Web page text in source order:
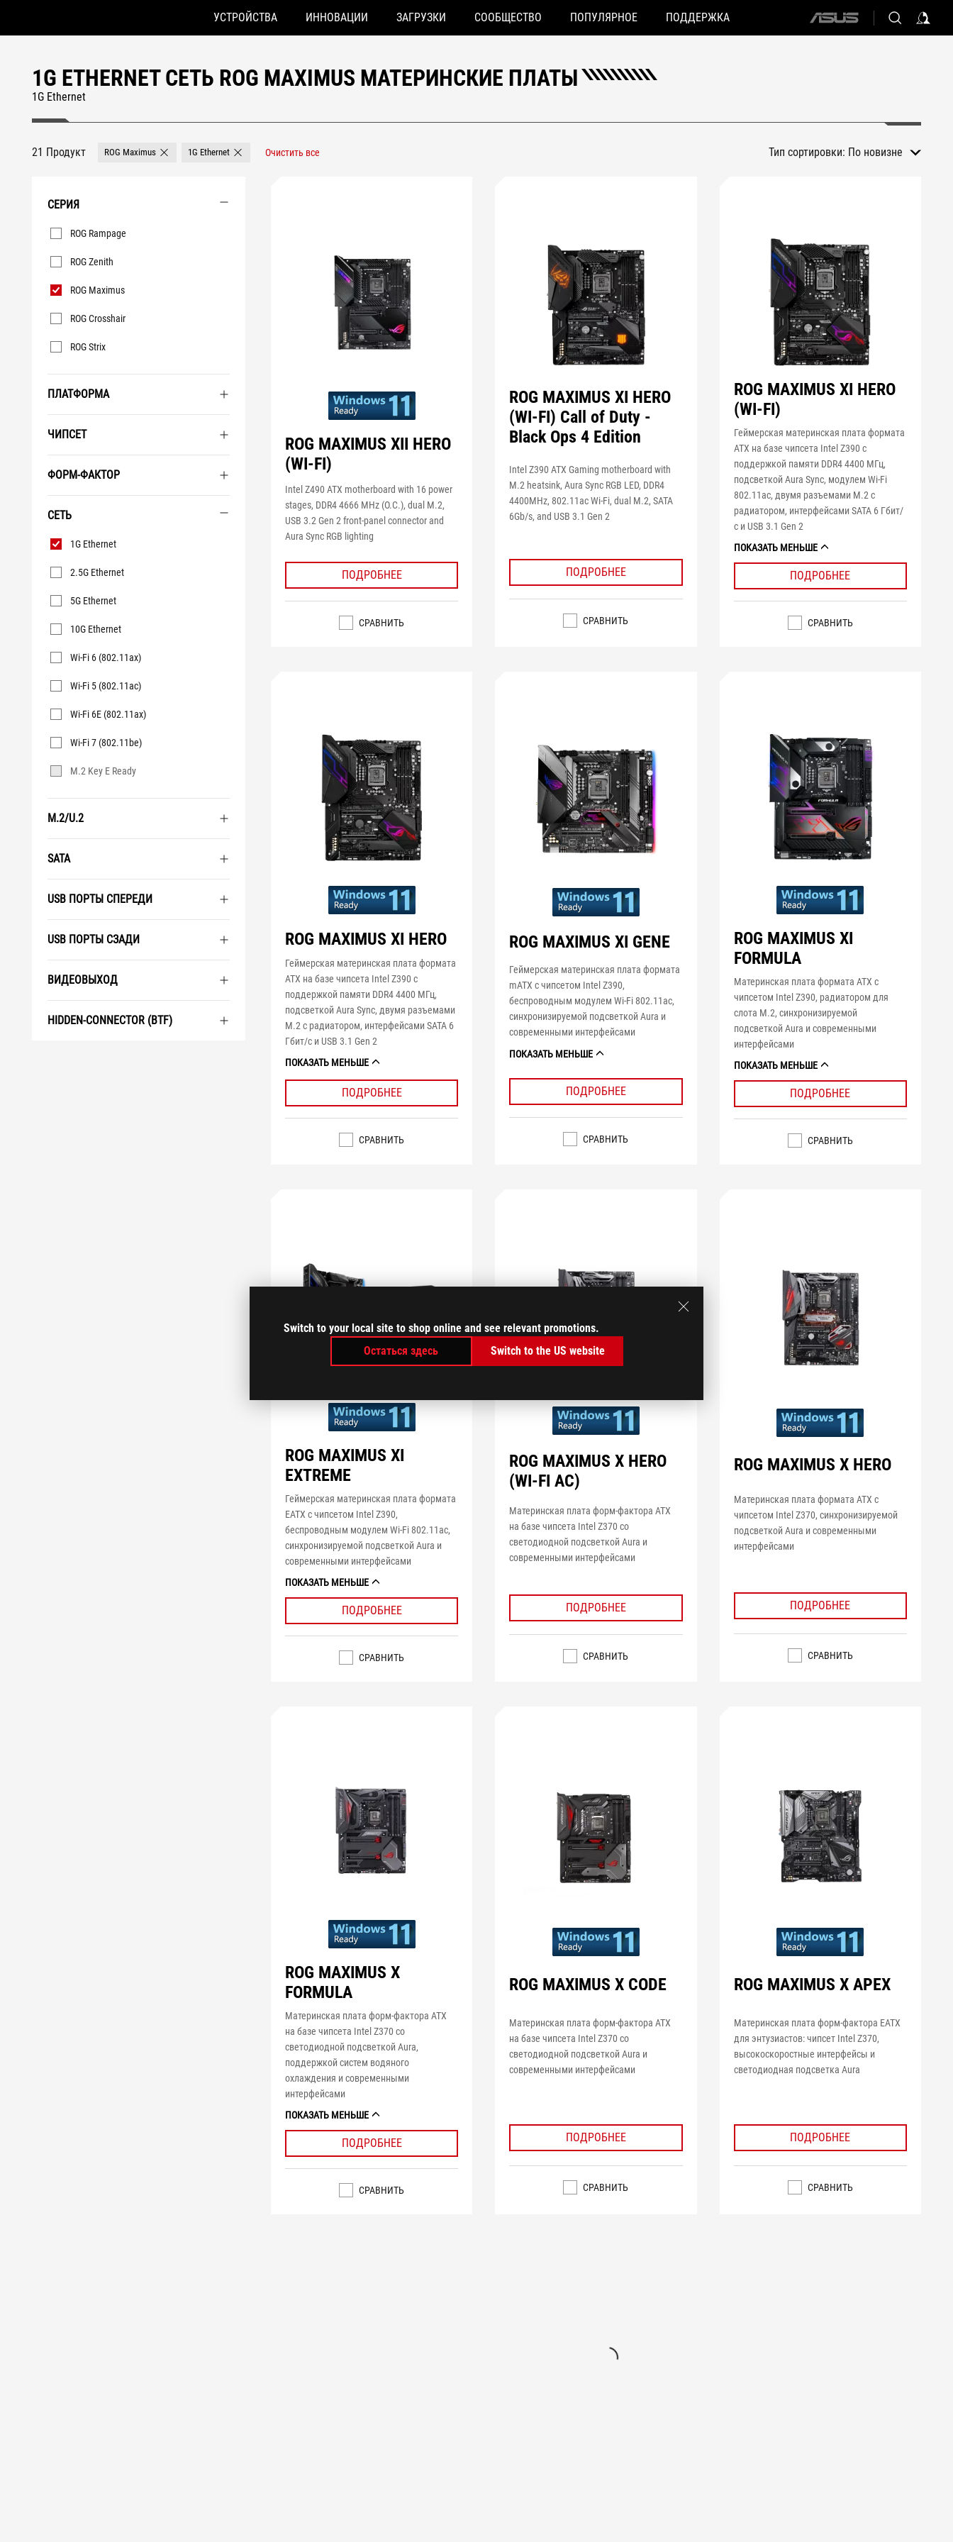
Switch to your local site to shop online and see relevant promotions.
Остаться здесь
Switch to the US website
Accessibility links
УСТРОЙСТВА ИННОВАЦИИ ЗАГРУЗКИ СООБЩЕСТВО ПОПУЛЯРНОЕ ПОДДЕРЖКА
ASUS
1G ETHERNET СЕТЬ ROG MAXIMUS МАТЕРИНСКИЕ ПЛАТЫ
1G Ethernet
21 Продукт ROG Maximus Remove ROG Maximus
1G Ethernet Remove 1G Ethernet
Очистить все Тип сортировки: По новизне
СЕРИЯ
Серия
ROG Rampage
ROG Zenith
ROG Maximus
ROG Crosshair
ROG Strix
ПЛАТФОРМА
ЧИПСЕТ
ФОРМ-ФАКТОР
СЕТЬ
Сеть
1G Ethernet
2.5G Ethernet
5G Ethernet
10G Ethernet
Wi-Fi 6 (802.11ax)
Wi-Fi 5 (802.11ac)
M.2 Key E Ready
Wi-Fi 6E (802.11ax)
Wi-Fi 7 (802.11be)
M.2/U.2
SATA
USB ПОРТЫ СПЕРЕДИ
USB ПОРТЫ СЗАДИ
ВИДЕОВЫХОД
HIDDEN-CONNECTOR (BTF)
ROG MAXIMUS XII HERO
(WI-FI)
Intel Z490 ATX motherboard with 16 power
stages, DDR4 4666 MHz (O.C.), dual M.2,
USB 3.2 Gen 2 front-panel connector and
Aura Sync RGB lighting
ПОДРОБНЕЕ
СРАВНИТЬ
ROG MAXIMUS XI HERO
(WI-FI) Call of Duty -
Black Ops 4 Edition
Intel Z390 ATX Gaming motherboard with
M.2 heatsink, Aura Sync RGB LED, DDR4
4400MHz, 802.11ac Wi-Fi, dual M.2, SATA
6Gb/s, and USB 3.1 Gen 2
ПОДРОБНЕЕ
СРАВНИТЬ
ROG MAXIMUS XI HERO
(WI-FI)
Геймерская материнская плата формата
ATX на базе чипсета Intel Z390 с
поддержкой памяти DDR4 4400 МГц,
подсветкой Aura Sync, модулем Wi-Fi
802.11ac, двумя разъемами M.2 c
радиатором, интерфейсами SATA 6 Гбит/
с и USB 3.1 Gen 2
ПОКАЗАТЬ МЕНЬШЕ
ПОДРОБНЕЕ
СРАВНИТЬ
ROG MAXIMUS XI HERO
Геймерская материнская плата формата
ATX на базе чипсета Intel Z390 с
поддержкой памяти DDR4 4400 МГц,
подсветкой Aura Sync, двумя разъемами
M.2 c радиатором, интерфейсами SATA 6
Гбит/с и USB 3.1 Gen 2
ПОКАЗАТЬ МЕНЬШЕ
ПОДРОБНЕЕ
СРАВНИТЬ
ROG MAXIMUS XI GENE
Геймерская материнская плата формата
mATX с чипсетом Intel Z390,
беспроводным модулем Wi-Fi 802.11ac,
синхронизируемой подсветкой Aura и
современными интерфейсами
ПОКАЗАТЬ МЕНЬШЕ
ПОДРОБНЕЕ
СРАВНИТЬ
ROG MAXIMUS XI
FORMULA
Материнская плата формата ATX с
чипсетом Intel Z390, радиатором для
слота M.2, синхронизируемой
подсветкой Aura и современными
интерфейсами
ПОКАЗАТЬ МЕНЬШЕ
ПОДРОБНЕЕ
СРАВНИТЬ
ROG MAXIMUS XI
EXTREME
Геймерская материнская плата формата
EATX с чипсетом Intel Z390,
беспроводным модулем Wi-Fi 802.11ac,
синхронизируемой подсветкой Aura и
современными интерфейсами
ПОКАЗАТЬ МЕНЬШЕ
ПОДРОБНЕЕ
СРАВНИТЬ
ROG MAXIMUS X HERO
(WI-FI AC)
Материнская плата форм-фактора ATX
на базе чипсета Intel Z370 со
светодиодной подсветкой Aura и
современными интерфейсами
ПОДРОБНЕЕ
СРАВНИТЬ
ROG MAXIMUS X HERO
Материнская плата формата ATX с
чипсетом Intel Z370, синхронизируемой
подсветкой Aura и современными
интерфейсами
ПОДРОБНЕЕ
СРАВНИТЬ
ROG MAXIMUS X
FORMULA
Материнская плата форм-фактора ATX
на базе чипсета Intel Z370 со
светодиодной подсветкой Aura,
поддержкой систем водяного
охлаждения и современными
интерфейсами
ПОКАЗАТЬ МЕНЬШЕ
ПОДРОБНЕЕ
СРАВНИТЬ
ROG MAXIMUS X CODE
Материнская плата форм-фактора ATX
на базе чипсета Intel Z370 со
светодиодной подсветкой Aura и
современными интерфейсами
ПОДРОБНЕЕ
СРАВНИТЬ
ROG MAXIMUS X APEX
Материнская плата форм-фактора EATX
для энтузиастов: чипсет Intel Z370,
высокоскоростные интерфейсы и
светодиодная подсветка Aura
ПОДРОБНЕЕ
СРАВНИТЬ